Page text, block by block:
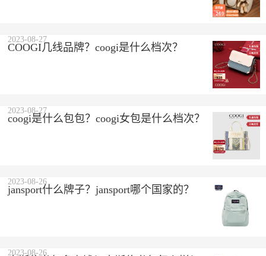
COOGI几线品牌？coogi是什么档次？
2023-08-27
coogi是什么包包？coogi女包是什么档次？
2023-08-27
jansport什么牌子？jansport哪个国家的？
2023-08-26
2023-08-26